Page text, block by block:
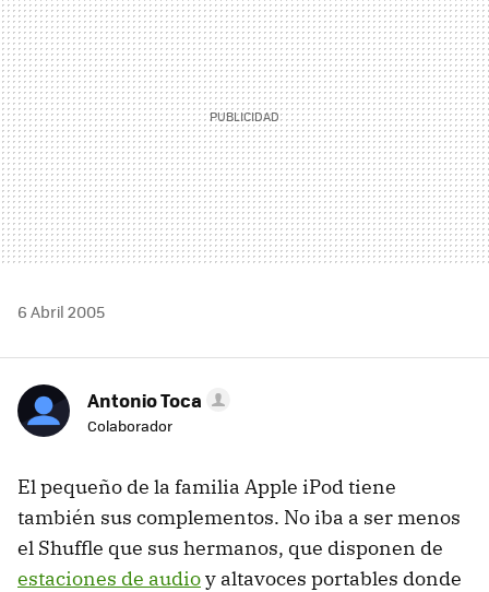
6 Abril 2005
Antonio Toca
Colaborador
El pequeño de la familia Apple iPod tiene
también sus complementos. No iba a ser menos
el Shuffle que sus hermanos, que disponen de
estaciones de audioy altavoces portables donde